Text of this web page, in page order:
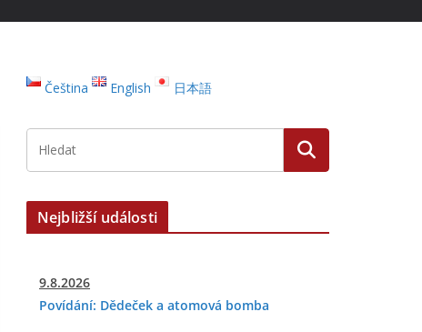
Čeština English 日本語
Nejbližší události
9.8.2026
Povídání: Dědeček a atomová bomba